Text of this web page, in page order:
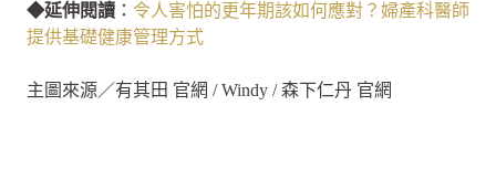
◆延伸閱讀 ： 令人害怕的更年期該如何應對？婦產科醫師
提供基礎健康管理方式
主圖來源／有其田 官網 / Windy / 森下仁丹 官網